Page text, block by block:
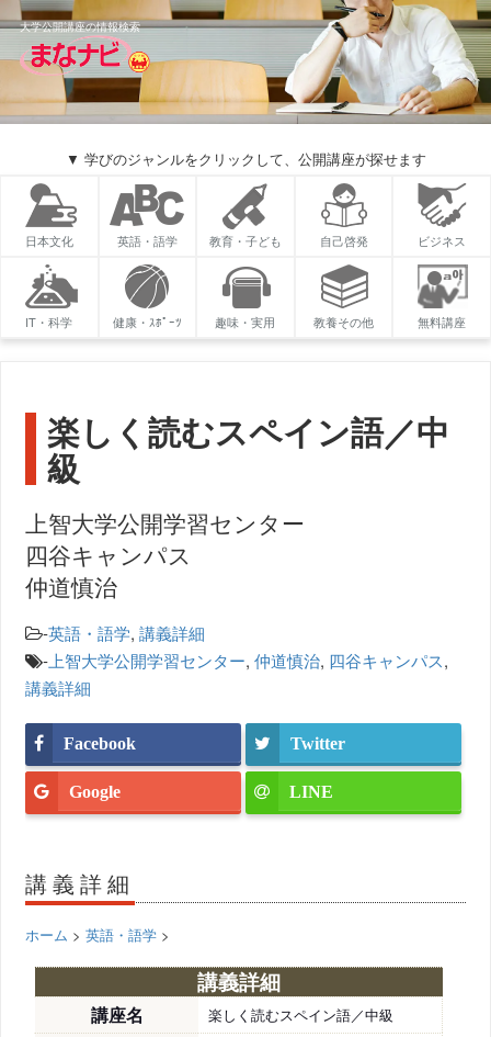
大学公開講座の情報検索
▼ 学びのジャンルをクリックして、公開講座が探せます
日本文化 英語・語学 教育・子ども 自己啓発 ビジネス
IT・科学 健康・ｽﾎﾟｰﾂ 趣味・実用 教養その他 無料講座
楽しく読むスペイン語／中
級
上智大学公開学習センター
四谷キャンパス
仲道慎治
-英語・語学,講義詳細
- 上智大学公開学習センター,仲道慎治, 四谷キャンパス,
講義詳細
Facebook Twitter
Google LINE
講義詳細
ホーム >英語・語学 >
講義詳細
講座名 楽しく読むスペイン語／中級